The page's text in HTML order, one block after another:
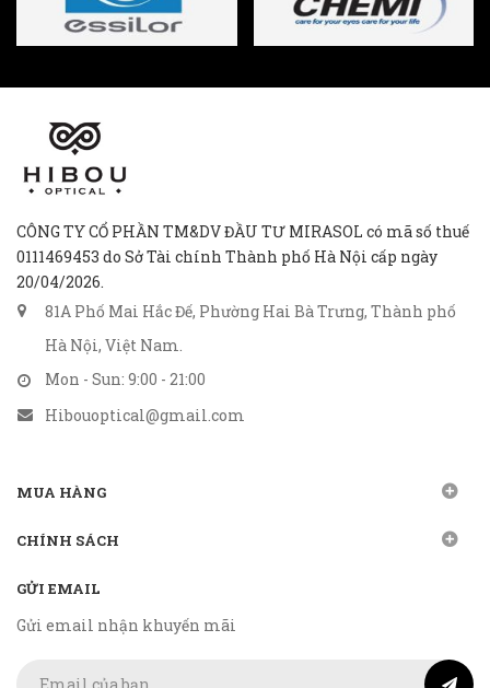
CÔNG TY CỔ PHẦN TM&DV ĐẦU TƯ MIRASOL có mã số thuế
0111469453 do Sở Tài chính Thành phố Hà Nội cấp ngày
20/04/2026.
81A Phố Mai Hắc Đế, Phường Hai Bà Trưng, Thành phố
Hà Nội, Việt Nam.
Mon - Sun: 9:00 - 21:00
Hibouoptical@gmail.com
MUA HÀNG
CHÍNH SÁCH
GỬI EMAIL
Gửi email nhận khuyến mãi